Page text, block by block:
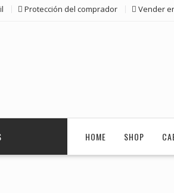
Protección del comprador Vender
HOME SHOP